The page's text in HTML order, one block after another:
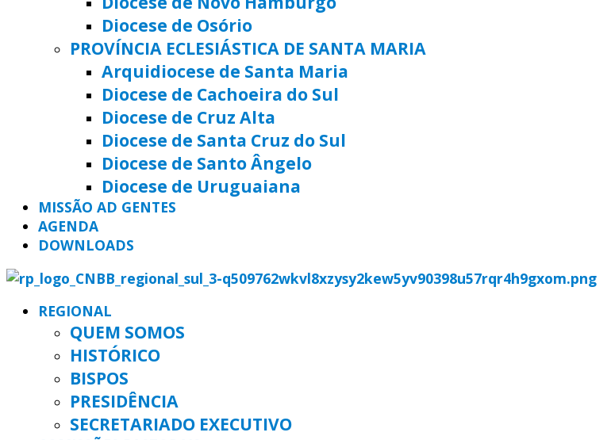
Diocese de Osório
PROVÍNCIA ECLESIÁSTICA DE SANTA MARIA
Arquidiocese de Santa Maria
Diocese de Cachoeira do Sul
Diocese de Cruz Alta
Diocese de Santa Cruz do Sul
Diocese de Santo Ângelo
Diocese de Uruguaiana
MISSÃO AD GENTES
AGENDA
DOWNLOADS
REGIONAL
QUEM SOMOS
HISTÓRICO
BISPOS
PRESIDÊNCIA
SECRETARIADO EXECUTIVO